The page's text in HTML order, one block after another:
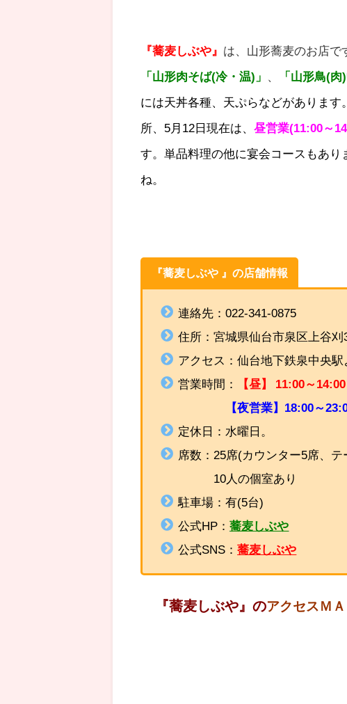
『蕎麦しぶや』 は、山形蕎麦のお店で
「山形肉そば(冷・温)」 「山形鳥(
には天丼各種、天ぷらなどがありま
所、5月12日現在は、昼営業(11:00～
す。単品料理の他に宴会コースもあ
ね。
『蕎麦しぶや 』 の店舗情報
連絡先：022-341-0875
住所：宮城県仙台市泉区上谷
アクセス：仙台地下鉄泉中央駅
営業時間：
【昼】 11:00～14:00
【夜営業】18:00～
定休日：水曜日。
席数：25席(カウンター5席、テ
10人の個室あり
駐車場：有(5台)
公式HP：蕎麦しぶや
公式SNS：蕎麦しぶや
『蕎麦しぶや』 のアクセスＭＡ